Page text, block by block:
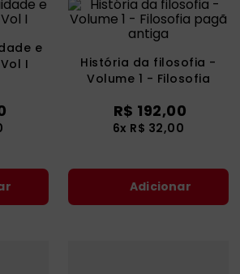
e
I
História da filosofia -
Volume 1 - Filosofia
R$ 192,00
6x R$ 32,00
Adicionar